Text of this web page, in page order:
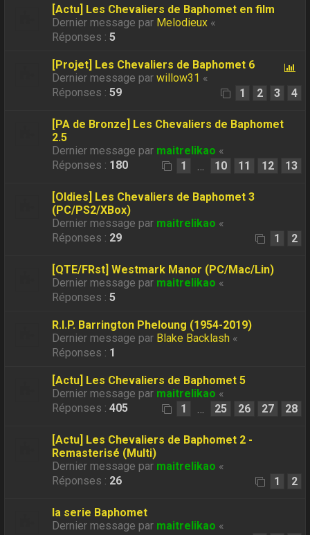
[Actu] Les Chevaliers de Baphomet en film
Dernier message par Melodieux «
Réponses :5
[Projet] Les Chevaliers de Baphomet 6
Dernier message parwillow31 «
Réponses :59 1 2 3 4
[PA de Bronze] Les Chevaliers de Baphomet
2.5
Dernier message par maitrelikao «
Réponses : 180 1 … 10 11 12 13
[Oldies] Les Chevaliers de Baphomet 3
(PC/PS2/XBox)
Dernier message par maitrelikao «
Réponses : 29 1 2
[QTE/FRst] Westmark Manor (PC/Mac/Lin)
Dernier message par maitrelikao «
Réponses :5
R.I.P. Barrington Pheloung (1954-2019)
Dernier message par Blake Backlash «
Réponses : 1
[Actu] Les Chevaliers de Baphomet 5
Dernier message par maitrelikao «
Réponses :405 1 … 25 26 27 28
[Actu] Les Chevaliers de Baphomet 2 -
Remasterisé (Multi)
Dernier message par maitrelikao «
Réponses : 26 1 2
la serie Baphomet
Dernier message par maitrelikao «